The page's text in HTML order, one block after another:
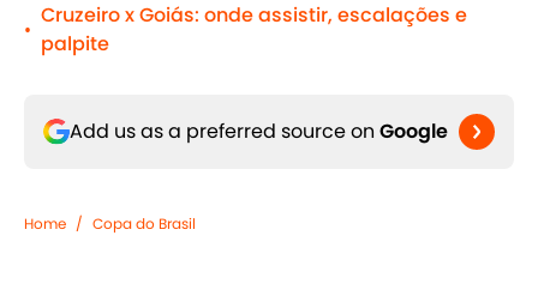
•
Cruzeiro x Goiás: onde assistir, escalações e
palpite
Add us as a preferred source on Google
Home / Copa do Brasil